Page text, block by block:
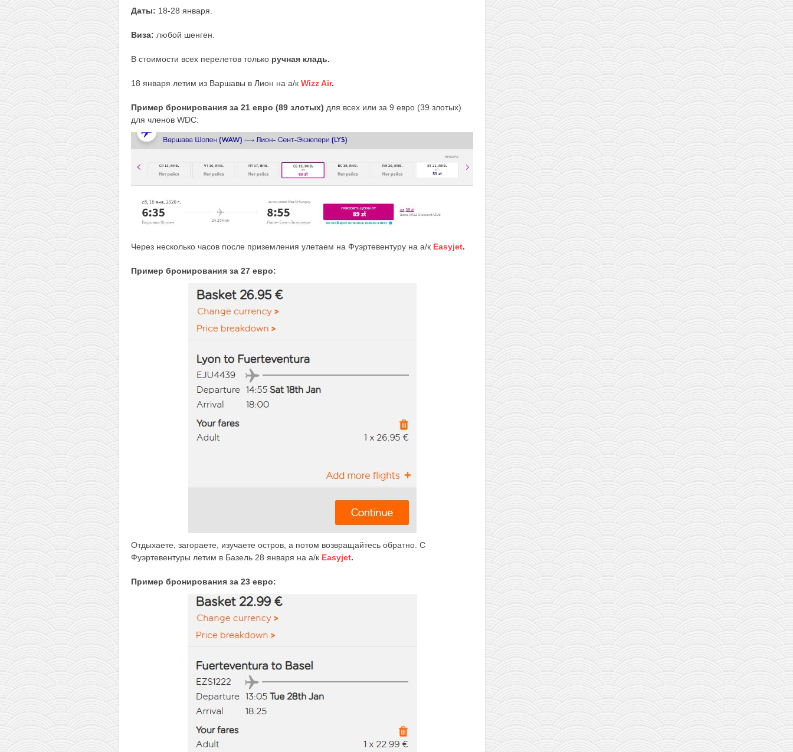
Даты: 18-28 января.
Виза: любой шенген.
В стоимости всех перелетов только ручная кладь.
18 января летим из Варшавы в Лион на а/к Wizz Air.
Пример бронирования за 21 евро (89 злотых) для всех или за 9 евро (39 злотых)
для членов WDC:
Через несколько часов после приземления улетаем на Фуэртевентуру на а/к Easyjet.
Пример бронирования за 27 евро:
Отдыхаете, загораете, изучаете остров, а потом возвращайтесь обратно. С
Фуэртевентуры летим в Базель 28 января на а/к Easyjet.
Пример бронирования за 23 евро: